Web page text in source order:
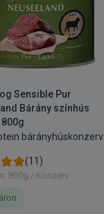
Sensible Pur
Bárány színhús
bárányhúskonzerv
(11)
800g / Konzerv